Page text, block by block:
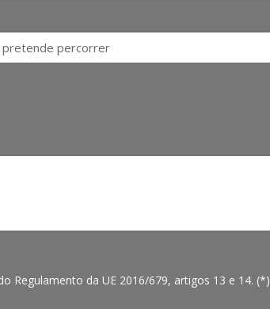
Regulamento da UE 2016/679, artigos 13 e 14. (*)